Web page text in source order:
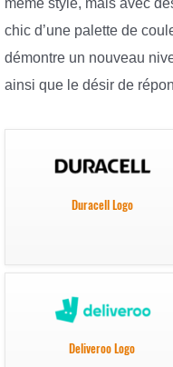
chic d’une palette de
démontre un nouveau
ainsi que le désir de
Duracell Logo
Deliveroo Logo